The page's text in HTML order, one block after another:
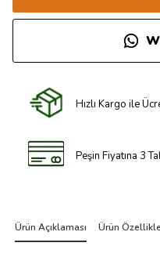
Hızlı Kargo ile
Peşin Fiyatına 3
Ürün Açıklaması Ürün